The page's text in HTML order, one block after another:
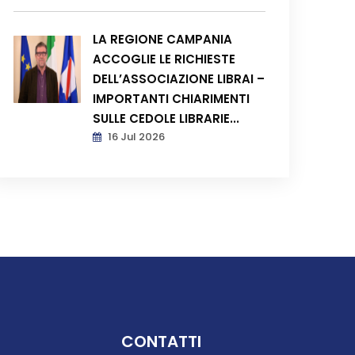
LA REGIONE CAMPANIA
ACCOGLIE LE RICHIESTE
DELL’ASSOCIAZIONE LIBRAI –
IMPORTANTI CHIARIMENTI
SULLE CEDOLE LIBRARIE...
16 Jul 2026
CONTATTI